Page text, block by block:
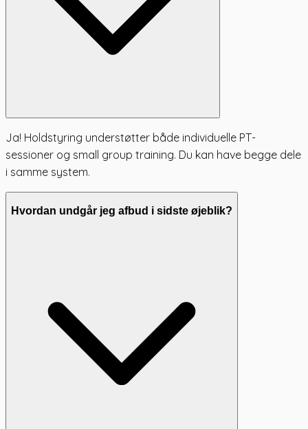
Ja! Holdstyring understøtter både individuelle PT-
sessioner og small group training. Du kan have begge dele
i samme system.
Hvordan undgår jeg afbud i sidste øjeblik?